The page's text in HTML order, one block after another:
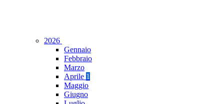
2026
Gennaio
Febbraio
Marzo
Aprile 1
Maggio
Giugno